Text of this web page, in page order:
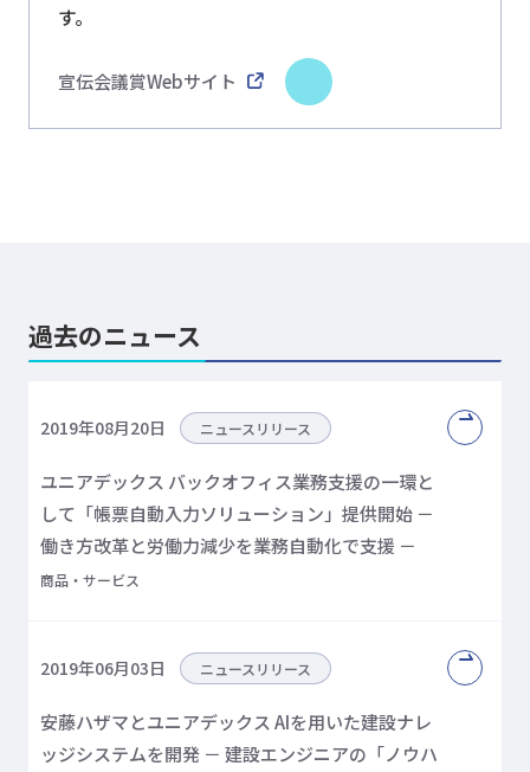
す。
宣伝会議賞Webサイト
過去のニュース
2019年08月20日 ニュースリリース
ユニアデックス バックオフィス業務支援の一環と
して「帳票自動入力ソリューション」提供開始 －
働き方改革と労働力減少を業務自動化で支援 －
商品・サービス
2019年06月03日 ニュースリリース
安藤ハザマとユニアデックス AIを用いた建設ナレ
ッジシステムを開発 － 建設エンジニアの「ノウハ